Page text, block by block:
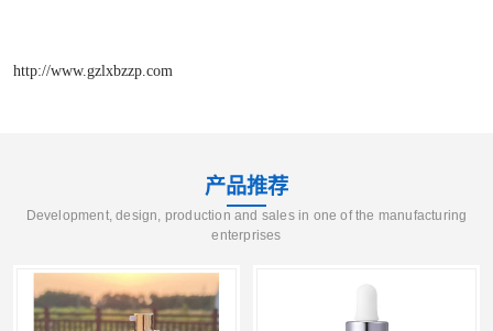
http://www.gzlxbzzp.com
产品推荐
Development, design, production and sales in one of the manufacturing
enterprises